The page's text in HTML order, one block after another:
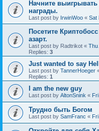
Начните
награды.
Last post by IrwinWoo « Sat
Посетите
азарт.
Last post by Radtrikot « Thu
Replies: 3
Just wanted to say
Last post by TannerHoeger
Replies: 1
I am the new guy
Last post by AltonSnink «
Трудно быть Богом
Last post by SamFranc «